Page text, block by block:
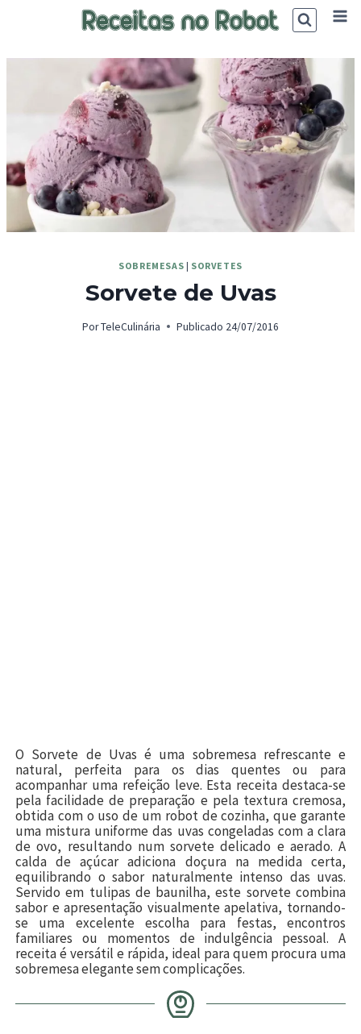
SOBREMESAS | SORVETES
Sorvete de Uvas
PorTeleCulinária Publicado 24/07/2016
O Sorvete de Uvas é uma sobremesa refrescante e
natural, perfeita para os dias quentes ou para
acompanhar uma refeição leve. Esta receita destaca-se
pela facilidade de preparação e pela textura cremosa,
obtida com o uso de um robot de cozinha, que garante
uma mistura uniforme das uvas congeladas com a clara
de ovo, resultando num sorvete delicado e aerado. A
calda de açúcar adiciona doçura na medida certa,
equilibrando o sabor naturalmente intenso das uvas.
Servido em tulipas de baunilha, este sorvete combina
sabor e apresentação visualmente apelativa, tornando-
se uma excelente escolha para festas, encontros
familiares ou momentos de indulgência pessoal. A
receita é versátil e rápida, ideal para quem procura uma
sobremesa elegante sem complicações.